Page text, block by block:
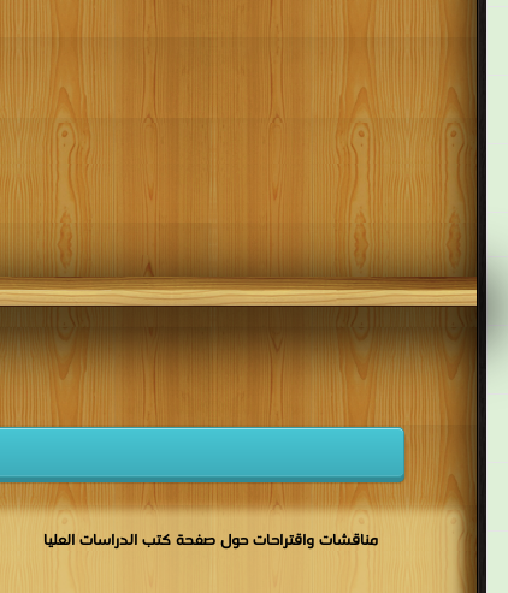
مناقشات واقتراحات حول صفحة كتب الدراسات العليا